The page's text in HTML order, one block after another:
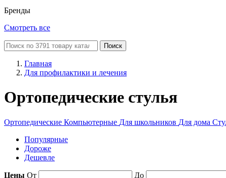
Бренды
Смотреть все
Поиск
Главная
Для профилактики и лечения
Ортопедические стулья
Ортопедические Компьютерные Для школьников Для дома
Популярные
Дороже
Дешевле
Цены От До